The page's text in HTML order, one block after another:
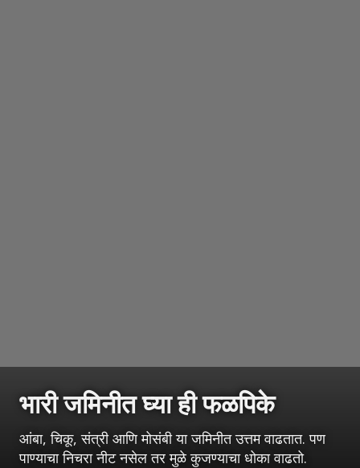
भारी जमिनीत घ्या ही फळपिके
आंबा, चिकू, संत्री आणि मोसंबी या जमिनीत उत्तम वाढतात. पण
पाण्याचा निचरा नीट नसेल तर मुळे कुजण्याचा धोका वाढतो.